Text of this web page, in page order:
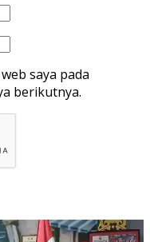
saya pada
berikutnya.